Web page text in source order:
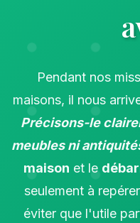
Pendant nos
maisons, il nous
Précisons-le
meubles ni
maison et le
seulement à
éviter que l'utile